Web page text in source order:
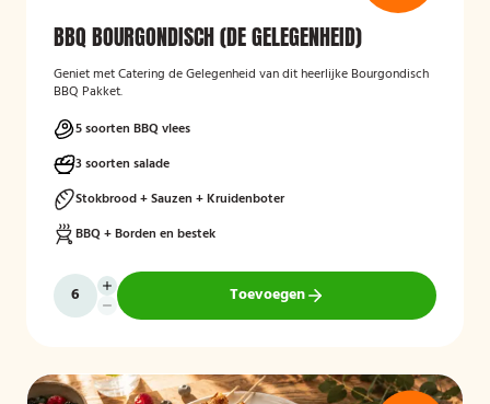
BBQ BOURGONDISCH (DE GELEGENHEID)
Geniet met Catering de Gelegenheid van dit heerlijke Bourgondisch
BBQ Pakket.
5 soorten BBQ vlees
3 soorten salade
Stokbrood + Sauzen + Kruidenboter
BBQ + Borden en bestek
Toevoegen